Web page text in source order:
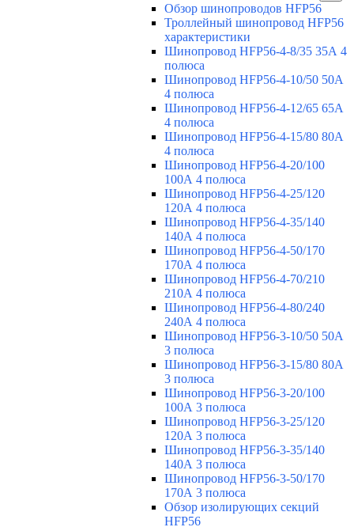
Обзор шинопроводов HFP56
Троллейный шинопровод HFP56
характеристики
Шинопровод HFP56-4-8/35 35А 4
полюса
Шинопровод HFP56-4-10/50 50А
4 полюса
Шинопровод HFP56-4-12/65 65А
4 полюса
Шинопровод HFP56-4-15/80 80А
4 полюса
Шинопровод HFP56-4-20/100
100А 4 полюса
Шинопровод HFP56-4-25/120
120А 4 полюса
Шинопровод HFP56-4-35/140
140А 4 полюса
Шинопровод HFP56-4-50/170
170А 4 полюса
Шинопровод HFP56-4-70/210
210А 4 полюса
Шинопровод HFP56-4-80/240
240А 4 полюса
Шинопровод HFP56-3-10/50 50А
3 полюса
Шинопровод HFP56-3-15/80 80А
3 полюса
Шинопровод HFP56-3-20/100
100А 3 полюса
Шинопровод HFP56-3-25/120
120А 3 полюса
Шинопровод HFP56-3-35/140
140А 3 полюса
Шинопровод HFP56-3-50/170
170А 3 полюса
Обзор изолирующих секций
HFP56